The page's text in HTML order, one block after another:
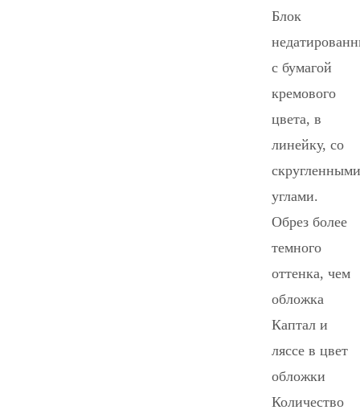
Блок
с бумагой
кремового
цвета, в
линейку, со
скругленными
углами.
Обрез более
темного
оттенка, чем
обложка
Каптал и
ляссе в цвет
обложки
Количество